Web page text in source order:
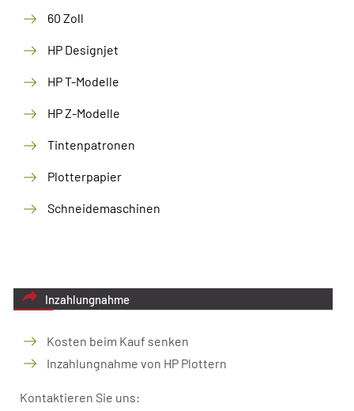
60 Zoll
HP Designjet
HP T-Modelle
HP Z-Modelle
Tintenpatronen
Plotterpapier
Schneidemaschinen
Inzahlungnahme
Kosten beim Kauf senken
Inzahlungnahme von HP Plottern
Kontaktieren Sie uns: